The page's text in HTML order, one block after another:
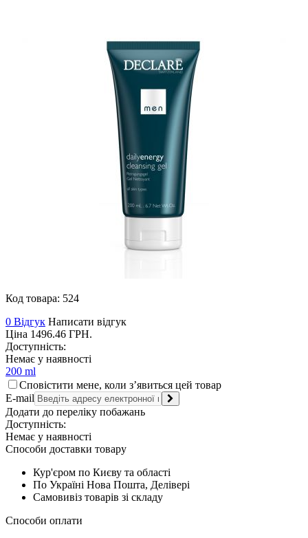
Код товара: 524
0 Відгук Написати відгук
Ціна 1496.46 ГРН.
Доступність:
Немає у наявності
200 ml
Сповістити мене, коли з’явиться цей товар
E-mail
Додати до переліку побажань
Доступність:
Немає у наявності
Способи доставки товару
Кур'єром по Києву та області
По Україні Нова Пошта, Делівері
Самовивіз товарів зі складу
Способи оплати